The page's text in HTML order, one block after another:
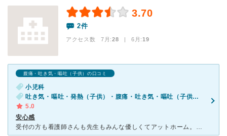
3.70
2件
アクセス数 7月:28 | 6月:19
腹痛・吐き気・嘔吐（子供）の口コミ
小児科
吐き気・嘔吐・発熱（子供）・腹痛・吐き気・嘔吐（子供）・発疹（子供）
5.0
安心感
受付の方も看護師さんも先生もみんな優しくてアットホーム。話をよく聞いてくれて目を見て話してくれます。心配な気持ちにも寄り添ってくれていつも安心します。 こちらの事情も考慮してくれたりと、本当に患者目